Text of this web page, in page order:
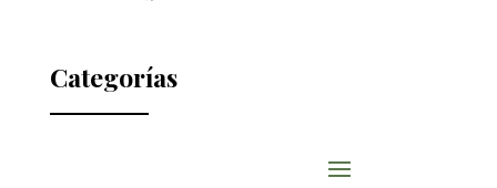
Categorías